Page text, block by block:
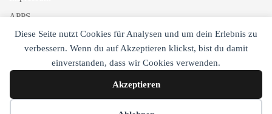
Diese Seite nutzt Cookies für Analysen und um dein Erlebnis zu
verbessern. Wenn du auf Akzeptieren klickst, bist du damit
einverstanden, dass wir Cookies verwenden.
Akzeptieren
APPS
Schlagworte